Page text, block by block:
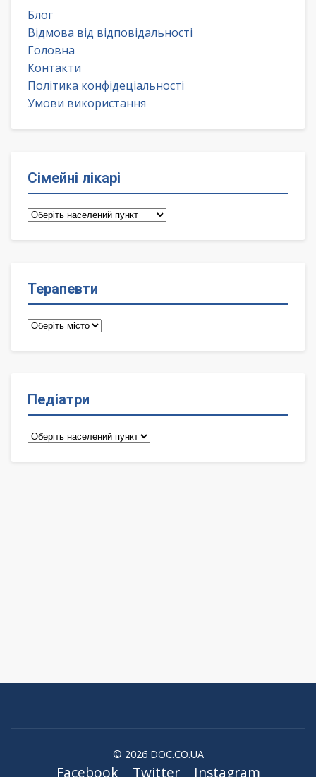
Блог
Відмова від відповідальності
Головна
Контакти
Політика конфідеціальності
Умови використання
Сімейні лікарі
Сімейні
Терапевти
Терапевти
Педіатри
Педіатри
© 2026 DOC.CO.UA
Facebook Twitter Instagram